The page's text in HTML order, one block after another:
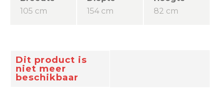
105 cm
154 cm
82 cm
Dit product is
niet meer
beschikbaar